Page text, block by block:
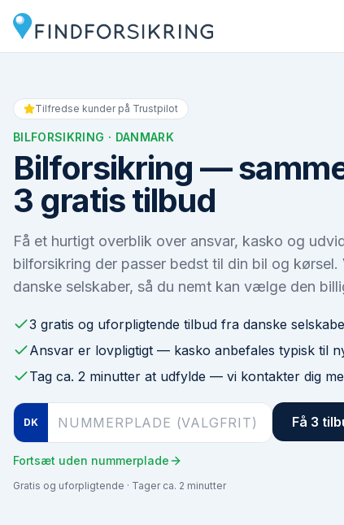
Tilfredse kunder på Trustpilot
BILFORSIKRING · DANMARK
Bilforsikring —
3 gratis tilbud
Få et hurtigt overblik over ansvar, kasko og
bilforsikring der passer bedst til din bil og
danske selskaber, så du nemt kan vælge den
3 gratis og uforpligtende tilbud fra danske
Ansvar er lovpligtigt — kasko anbefales typisk til
Tag ca. 2 minutter at udfylde — vi kontakter dig
DK Få 3
Fortsæt uden nummerplade
Gratis og uforpligtende · Tager ca. 2 minutter